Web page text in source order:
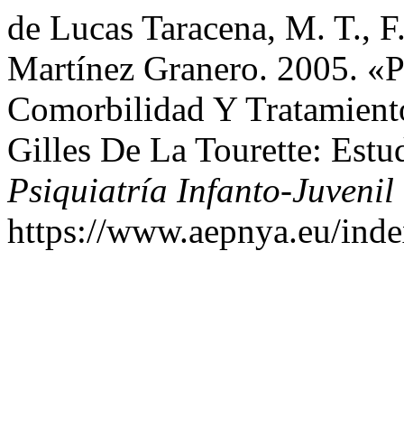
de Lucas Taracena, M. T.,
Martínez Granero. 2005.
Comorbilidad Y
Gilles De La Tourette:
Psiquiatría Infanto-Juvenil
https://www.aepnya.eu/